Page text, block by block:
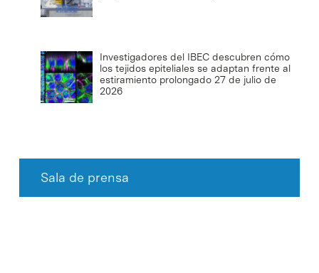
Investigadores del IBEC descubren cómo
los tejidos epiteliales se adaptan frente al
estiramiento prolongado 27 de julio de
2026
Sala de prensa